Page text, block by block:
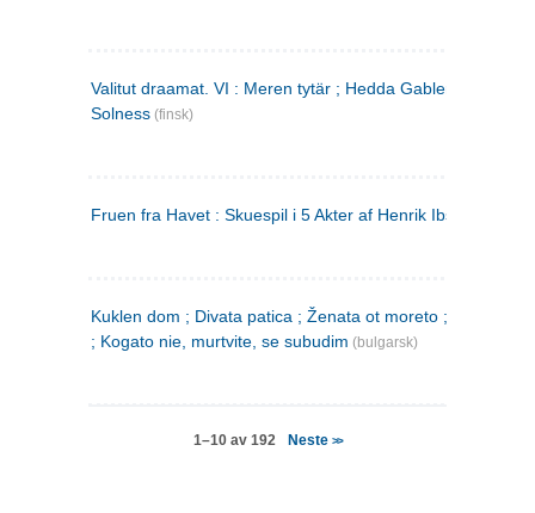
Valitut draamat. VI : Meren tytär ; Hedda Gabler ;
Solness (finsk)
Fruen fra Havet : Skuespil i 5 Akter af Henrik Ibsen
Kuklen dom ; Divata patica ; Ženata ot moreto ; Malkijat
; Kogato nie, murtvite, se subudim (bulgarsk)
1–10 av 192 Neste >>